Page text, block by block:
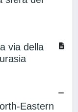
via della
Eastern